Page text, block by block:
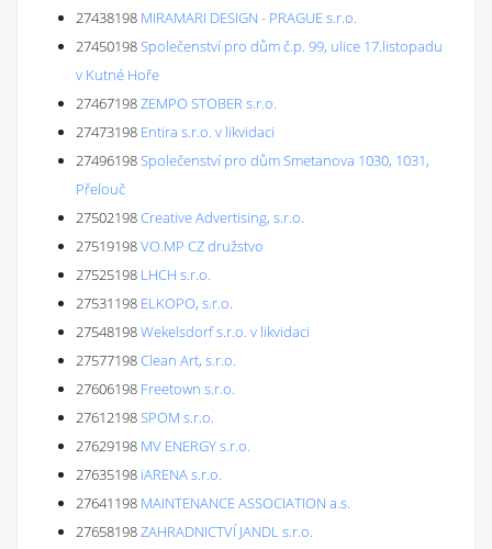
27438198 MIRAMARI DESIGN - PRAGUE s.r.o.
27450198Společenství pro dům č.p. 99, ulice 17.listopadu
v Kutné Hoře
27467198ZEMPO STOBER s.r.o.
27473198 Entira s.r.o. v likvidaci
27496198Společenství pro dům Smetanova 1030, 1031,
Přelouč
27502198Creative Advertising, s.r.o.
27519198VO.MP CZ družstvo
27525198 LHCH s.r.o.
27531198 ELKOPO, s.r.o.
27548198Wekelsdorf s.r.o. v likvidaci
27577198Clean Art, s.r.o.
27606198 Freetown s.r.o.
27612198SPOM s.r.o.
27629198 MV ENERGY s.r.o.
27635198 iARENA s.r.o.
27641198 MAINTENANCE ASSOCIATION a.s.
27658198ZAHRADNICTVÍ JANDL s.r.o.